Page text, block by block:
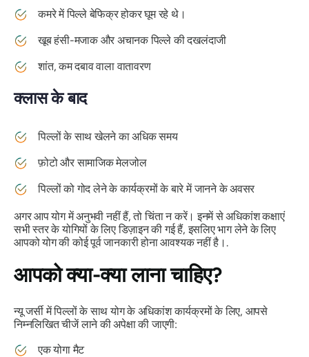
कमरे में पिल्ले बेफिक्र होकर घूम रहे थे।
खूब हंसी-मजाक और अचानक पिल्ले की दखलंदाजी
शांत, कम दबाव वाला वातावरण
क्लास के बाद
पिल्लों के साथ खेलने का अधिक समय
फ़ोटो और सामाजिक मेलजोल
पिल्लों को गोद लेने के कार्यक्रमों के बारे में जानने के अवसर
अगर आप योग में अनुभवी नहीं हैं, तो चिंता न करें। इनमें से अधिकांश कक्षाएं
सभी स्तर के योगियों के लिए डिज़ाइन की गई हैं, इसलिए भाग लेने के लिए
आपको योग की कोई पूर्व जानकारी होना आवश्यक नहीं है।.
आपको क्या-क्या लाना चाहिए?
न्यू जर्सी में पिल्लों के साथ योग के अधिकांश कार्यक्रमों के लिए, आपसे
निम्नलिखित चीजें लाने की अपेक्षा की जाएगी:
एक योगा मैट